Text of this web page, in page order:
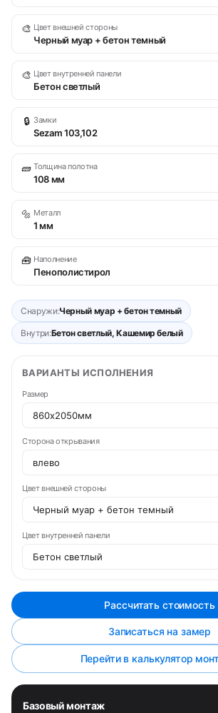
🎨 Цвет внешней стороны
Черный муар + бетон темный
🎨 Цвет внутренней панели
Бетон светлый
🔒 Замки
Sezam 103,102
🧱 Толщина полотна
108 мм
🔩 Металл
1 мм
🧰 Наполнение
Пенополистирол
Снаружи:Черный муар + бетон темный
Внутри:Бетон светлый, Кашемир белый
ВАРИАНТЫ ИСПОЛНЕНИЯ
Размер
Сторона открывания
Цвет внешней стороны
Цвет внутренней панели
Рассчитать стоимость
Записаться на замер
Перейти в калькулятор
Базовый монтаж